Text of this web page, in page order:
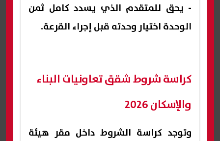
- يحق للمتقدم الذي يسدد كامل ثمن
الوحدة اختيار وحدته قبل إجراء القرعة.
كراسة شروط شقق تعاونيات البناء
والإسكان 2026
وتوجد كراسة الشروط داخل مقر هيئة